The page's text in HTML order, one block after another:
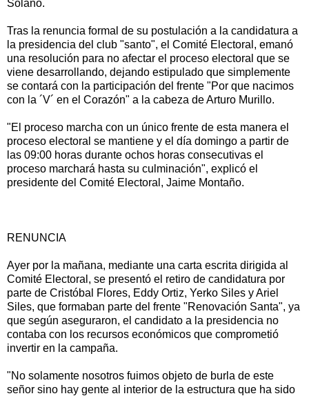
Solano.
Tras la renuncia formal de su postulación a la candidatura a
la presidencia del club "santo", el Comité Electoral, emanó
una resolución para no afectar el proceso electoral que se
viene desarrollando, dejando estipulado que simplemente
se contará con la participación del frente "Por que nacimos
con la ´V´ en el Corazón" a la cabeza de Arturo Murillo.
"El proceso marcha con un único frente de esta manera el
proceso electoral se mantiene y el día domingo a partir de
las 09:00 horas durante ochos horas consecutivas el
proceso marchará hasta su culminación", explicó el
presidente del Comité Electoral, Jaime Montaño.
RENUNCIA
Ayer por la mañana, mediante una carta escrita dirigida al
Comité Electoral, se presentó el retiro de candidatura por
parte de Cristóbal Flores, Eddy Ortiz, Yerko Siles y Ariel
Siles, que formaban parte del frente "Renovación Santa", ya
que según aseguraron, el candidato a la presidencia no
contaba con los recursos económicos que comprometió
invertir en la campaña.
"No solamente nosotros fuimos objeto de burla de este
señor sino hay gente al interior de la estructura que ha sido